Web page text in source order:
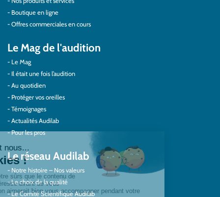
Boutique en ligne
Offres commerciales en cours
Le Mag de l'audition
Le Mag
Il était une fois l’audition
Au quotidien
Protéger vos oreilles
Témoignages
Actualités Audilab
Pour les pros
Le réseau Audilab
Notre histoire – Nos valeurs
Le choix de la qualité
Le Comité Scientifique Audilab